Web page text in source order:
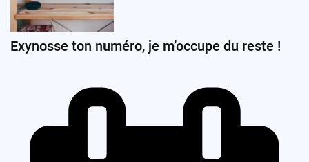
Exynosse ton numéro, je m’occupe du reste !